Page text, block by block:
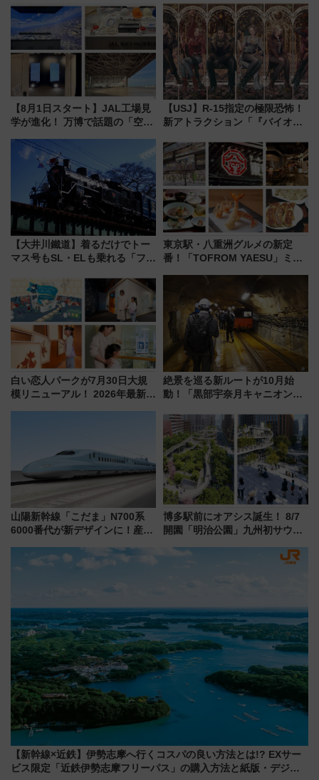
【8月1日スタート】JAL工場見
学が進化！ 万博で話題の「空飛
限定の歴代制服仮想試着体験も
レポート
【USJ】R-15指定の極限恐怖！
新アトラクション「『バイオハ
ブ」今秋登場 ―予測不能の恐
怖に泣き叫べ―
【大井川鐵道】着るだけでトー
マス号もSL・ELも乗れる「フリ
受注販売
東京駅・八重洲グルメの新定
番！「TOFROM YAESU」ミシ
舗が集結した食の空間を徹底解
剖！（9/10開業）
白い恋人パークが7月30日大規
模リニューアル！ 2026年最新の
絶景を巡る新ルートが10月始
動！「黒部宇奈月キャニオンル
ジ」がオープン
山陽新幹線「こだま」N700系
6000番代が新デザインに！産学
用は今冬から
博多駅前にオアシス誕生！ 8/7
開園「明治公園」九州初サウナ
品グルメ登場で駅前の過ごし方
【新幹線×近鉄】伊勢志摩へ行くコスパの良い方法とは!? EXサー
ビス限定「近鉄伊勢志摩フリーパス」の購入方法と紙版・デジタ